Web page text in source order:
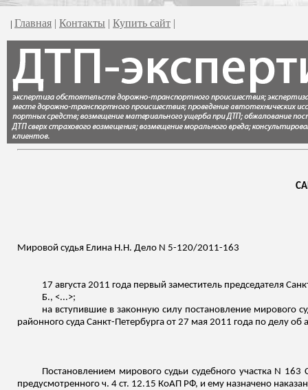
| Главная | Контакты | Купить сайт |
Мировой судья Елина Н.Н. Дело N 5-120/2011-163
17 августа 2011 года первый заместитель председателя
Б., <...>;
на вступившие в законную силу постановление мирового
районного суда Санкт-Петербурга от 27 мая 2011 года по делу
Постановлением мирового судьи судебного участка N
предусмотренного ч. 4 ст. 12.15 КоАП РФ, и ему назначено